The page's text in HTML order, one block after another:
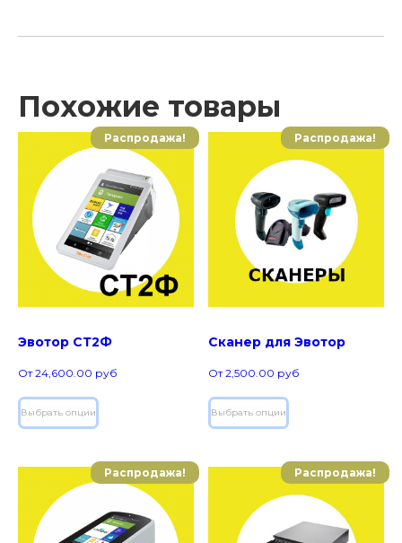
Похожие товары
Распродажа!
Эвотор СТ2Ф
От24,600.00 руб
Выбрать опции
Распродажа!
Сканер для Эвотор
От2,500.00 руб
Выбрать опции
Распродажа! Распродажа!